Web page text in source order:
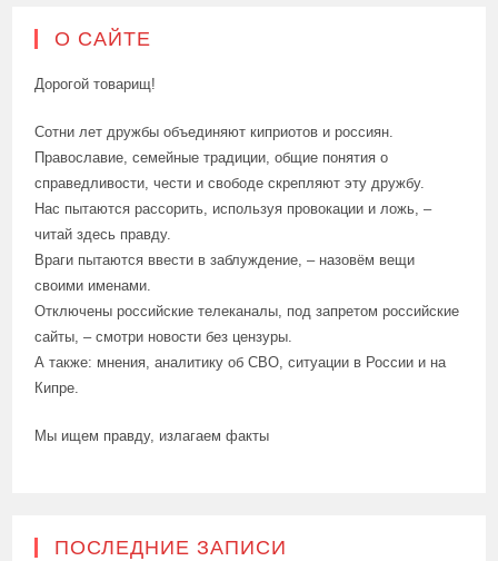
О САЙТЕ
Дорогой товарищ!
Сотни лет дружбы объединяют киприотов и россиян.
Православие, семейные традиции, общие понятия о
справедливости, чести и свободе скрепляют эту дружбу.
Нас пытаются рассорить, используя провокации и ложь, –
читай здесь правду.
Враги пытаются ввести в заблуждение, – назовём вещи
своими именами.
Отключены российские телеканалы, под запретом российские
сайты, – смотри новости без цензуры.
А также: мнения, аналитику об СВО, ситуации в России и на
Кипре.
Мы ищем правду, излагаем факты
ПОСЛЕДНИЕ ЗАПИСИ